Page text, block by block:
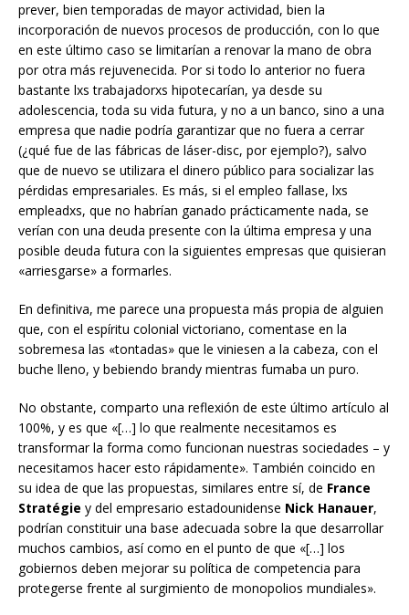
prever, bien temporadas de mayor actividad, bien la
incorporación de nuevos procesos de producción, con lo que
en este último caso se limitarían a renovar la mano de obra
por otra más rejuvenecida. Por si todo lo anterior no fuera
bastante lxs trabajadorxs hipotecarían, ya desde su
adolescencia, toda su vida futura, y no a un banco, sino a una
empresa que nadie podría garantizar que no fuera a cerrar
(¿qué fue de las fábricas de láser-disc, por ejemplo?), salvo
que de nuevo se utilizara el dinero público para socializar las
pérdidas empresariales. Es más, si el empleo fallase, lxs
empleadxs, que no habrían ganado prácticamente nada, se
verían con una deuda presente con la última empresa y una
posible deuda futura con la siguientes empresas que quisieran
«arriesgarse» a formarles.
En definitiva, me parece una propuesta más propia de alguien
que, con el espíritu colonial victoriano, comentase en la
sobremesa las «tontadas» que le viniesen a la cabeza, con el
buche lleno, y bebiendo brandy mientras fumaba un puro.
No obstante, comparto una reflexión de este último artículo al
100%, y es que «[…] lo que realmente necesitamos es
transformar la forma como funcionan nuestras sociedades – y
necesitamos hacer esto rápidamente». También coincido en
su idea de que las propuestas, similares entre sí, de France
Stratégie y del empresario estadounidense Nick Hanauer,
podrían constituir una base adecuada sobre la que desarrollar
muchos cambios, así como en el punto de que «[…] los
gobiernos deben mejorar su política de competencia para
protegerse frente al surgimiento de monopolios mundiales».